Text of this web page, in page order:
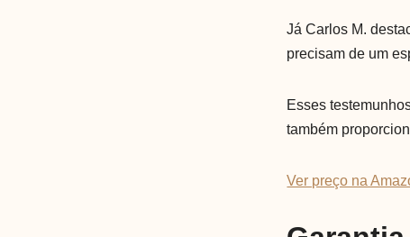
Já Carlos M.
precisam de um
Esses
também
Ver preço na